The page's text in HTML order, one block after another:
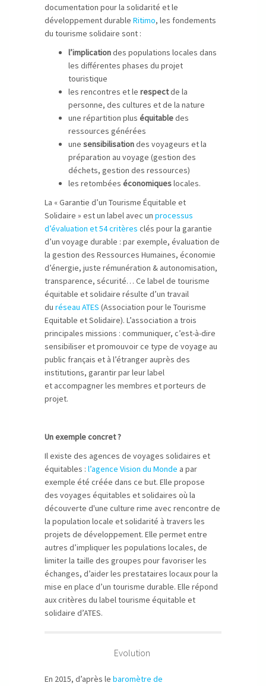
documentation pour la solidarité et le
développement durable Ritimo, les fondements
du tourisme solidaire sont :
l’implicationdes populations locales dans
les différentes phases du projet
touristique
les rencontres et le respectde la
personne, des cultures et de la nature
une répartition plus équitabledes
ressources générées
une sensibilisationdes voyageurs et la
préparation au voyage (gestion des
déchets, gestion des ressources)
les retombées économiqueslocales.
La « Garantie d’un Tourisme Équitable et
Solidaire » est un label avec un processus
d’évaluation et 54 critères clés pour la garantie
d’un voyage durable : par exemple, évaluation de
la gestion des Ressources Humaines, économie
d’énergie, juste rémunération & autonomisation,
transparence, sécurité… Ce label de tourisme
équitable et solidaire résulte d’un travail
du réseau ATES (Association pour le Tourisme
Equitable et Solidaire). L’association a trois
principales missions : communiquer, c’est-à-dire
sensibiliser et promouvoir ce type de voyage au
public français et à l’étranger auprès des
institutions, garantir par leur label
et accompagner les membres et porteurs de
projet.
Un exemple concret ?
Il existe des agences de voyages solidaires et
équitables : l’agence Vision du Monde a par
exemple été créée dans ce but. Elle propose
des voyages équitables et solidaires où la
découverte d'une culture rime avec rencontre de
la population locale et solidarité à travers les
projets de développement. Elle permet entre
autres d’impliquer les populations locales, de
limiter la taille des groupes pour favoriser les
échanges, d’aider les prestataires locaux pour la
mise en place d’un tourisme durable. Elle répond
aux critères du label tourisme équitable et
solidaire d’ATES.
Evolution
En 2015, d’après le baromètre de